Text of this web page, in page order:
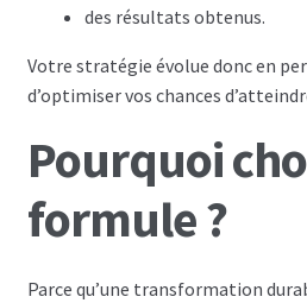
des résultats obtenus.
Votre stratégie évolue donc en
d’optimiser vos chances
Pourquoi
formule ?
Parce qu’une transformation